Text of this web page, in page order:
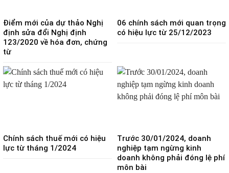
Điểm mới của dự thảo Nghị
định sửa đổi Nghị định
123/2020 về hóa đơn, chứng
từ
06 chính sách mới quan trọng
có hiệu lực từ 25/12/2023
Chính sách thuế mới có hiệu
lực từ tháng 1/2024
Trước 30/01/2024, doanh
nghiệp tạm ngừng kinh
doanh không phải đóng lệ phí
môn bài